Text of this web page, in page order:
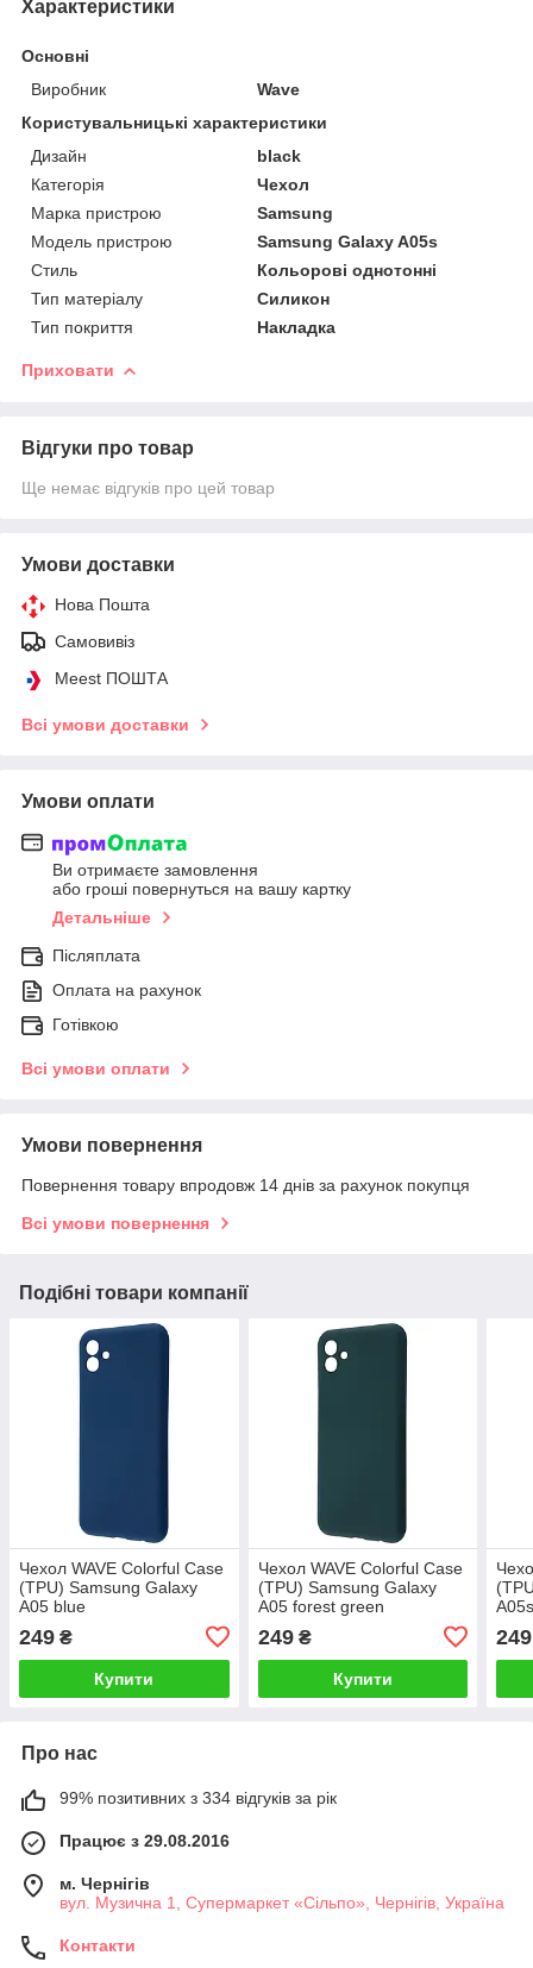
Характеристики
Основні
Виробник
Wave
Користувальницькі характеристики
Дизайн
black
Категорія
Чехол
Марка пристрою
Samsung
Модель пристрою
Samsung Galaxy A05s
Стиль
Кольорові однотонні
Тип матеріалу
Силикон
Тип покриття
Накладка
Приховати
Відгуки про товар
Ще немає відгуків про цей товар
Умови доставки
Нова Пошта
Самовивіз
Meest ПОШТА
Всі умови доставки
Умови оплати
Ви отримаєте замовлення
або гроші повернуться на вашу картку
Детальніше
Післяплата
Оплата на рахунок
Готівкою
Всі умови оплати
Умови повернення
Повернення товару впродовж 14 днів за рахунок покупця
Всі умови повернення
Подібні товари компанії
Чехол WAVE Colorful Case
(TPU) Samsung Galaxy
A05 blue
249 ₴
Купити
Чехол WAVE Colorful Case
(TPU) Samsung Galaxy
A05 forest green
249₴
Купити
249
Про нас
99% позитивних з 334 відгуків за рік
Працює з 29.08.2016
м. Чернігів
вул. Музична 1, Супермаркет «Сільпо», Чернігів, Україна
Контакти